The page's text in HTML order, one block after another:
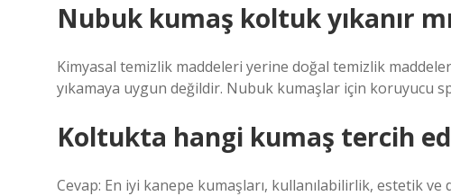
Nubuk kumaş koltuk yıkanır
Kimyasal temizlik maddeleri yerine doğal temizlik
yıkamaya uygun değildir. Nubuk kumaşlar için koruyucu
Koltukta hangi kumaş tercih
Cevap: En iyi kanepe kumaşları, kullanılabilirlik, estetik ve